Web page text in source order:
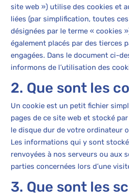
site web ») utilise des cookies et
liées (par simplification, toutes
désignées par le terme « cookies
également placés par des tierces
engagées. Dans le document ci-
informons de l’utilisation des
2. Que sont les
Un cookie est un petit fichier
pages de ce site web et stocké
le disque dur de votre ordinateur
Les informations qui y sont
renvoyées à nos serveurs ou aux
parties concernées lors d’une
3. Que sont les